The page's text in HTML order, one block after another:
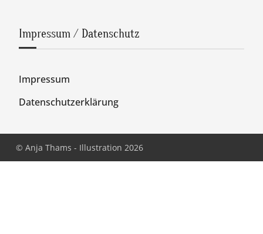
Impressum / Datenschutz
Impressum
Datenschutzerklärung
© Anja Thams - Illustration 2026